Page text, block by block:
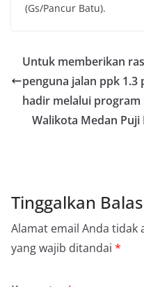
(Gs/Pancur Batu).
Untuk memberikan
penguna jalan ppk
hadir melalui
Walikota Medan
Tinggalkan
Alamat email Anda tidak
yang wajib ditandai *